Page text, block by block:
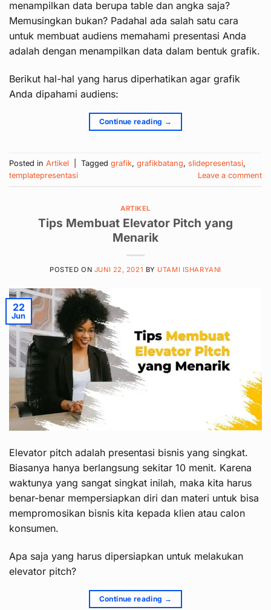
menampilkan data berupa table dan angka saja?
Memusingkan bukan? Padahal ada salah satu cara
untuk membuat audiens memahami presentasi Anda
adalah dengan menampilkan data dalam bentuk grafik.
Berikut hal-hal yang harus diperhatikan agar grafik
Anda dipahami audiens:
Continue reading →
Posted in Artikel Tagged grafik, grafikbatang, slidepresentasi,
templatepresentasi
Leave a comment
ARTIKEL
Tips Membuat Elevator Pitch yang
Menarik
POSTED ON JUNI 22, 2021 BY UTAMI ISHARYANI
22
Jun
Elevator pitch adalah presentasi bisnis yang singkat.
Biasanya hanya berlangsung sekitar 10 menit. Karena
waktunya yang sangat singkat inilah, maka kita harus
benar-benar mempersiapkan diri dan materi untuk bisa
mempromosikan bisnis kita kepada klien atau calon
konsumen.
Apa saja yang harus dipersiapkan untuk melakukan
elevator pitch?
Continue reading →